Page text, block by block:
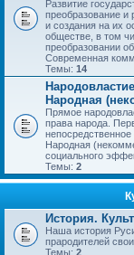
Развитие
преобразование и
и создания на их
обществе, в том
преобразовании
Современная
Темы: 14
Народная
Прямое
права народа.
Народная
социального
Темы: 2
История.
Наша история
прародителей
Темы: 2